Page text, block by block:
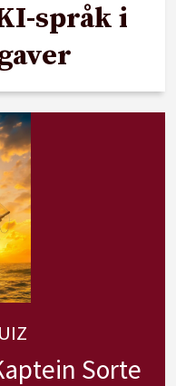
språk i
Sorte